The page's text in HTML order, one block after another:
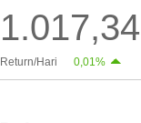
1.017,34
Return/Hari 0,01%